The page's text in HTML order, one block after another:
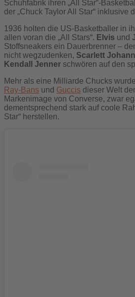
Schuhfabrik ihren „All Star“-
der „Chuck Taylor All Star“
1936 holten die US-Basketballer in
allen voran die „All Stars“. Elvis und
Stoffsneakers ein Dauerbrenner –
nicht wegzudenken, Scarlett
Kendall Jenner schwören auf den
Mehr als eine Milliarde Chucks
Ray-Bans und Guccis dieser Welt
Markenimage von Converse, zwar
dementsprechend stark auf coole
Star“ herstellen.